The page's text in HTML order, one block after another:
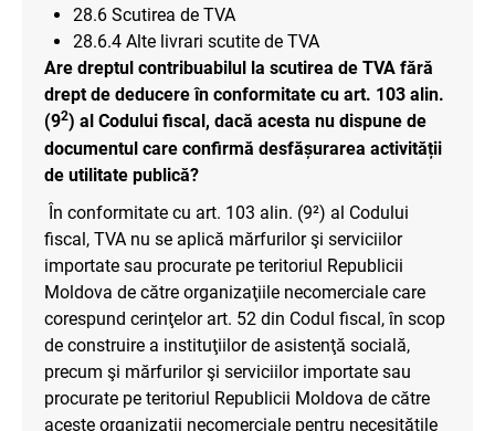
28.6 Scutirea de TVA
28.6.4 Alte livrari scutite de TVA
Are dreptul contribuabilul la scutirea de TVA fără
drept de deducere în conformitate cu art. 103 alin.
(92) al Codului fiscal, dacă acesta nu dispune de
documentul care confirmă desfășurarea activității
de utilitate publică?
În conformitate cu art. 103 alin. (9²) al Codului
fiscal, TVA nu se aplică mărfurilor şi serviciilor
importate sau procurate pe teritoriul Republicii
Moldova de către organizaţiile necomerciale care
corespund cerinţelor art. 52 din Codul fiscal, în scop
de construire a instituţiilor de asistenţă socială,
precum şi mărfurilor şi serviciilor importate sau
procurate pe teritoriul Republicii Moldova de către
aceste organizaţii necomerciale pentru necesităţile